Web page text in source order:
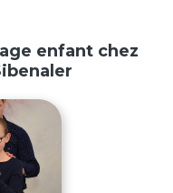
enfant chez